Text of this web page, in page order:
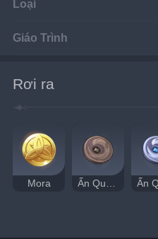
Loại
Giáo Trình
Rơi ra
Mora Ấn Quạ Tầm Bảo